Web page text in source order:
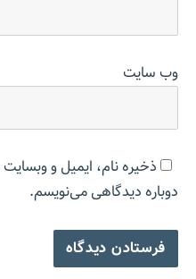
وب‌ سایت
ذخیره نام، ایمیل و
دوباره دیدگاهی می‌نویسم.